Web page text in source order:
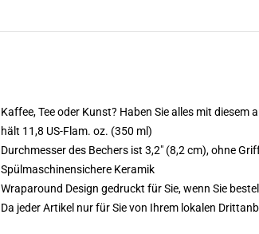
Kaffee, Tee oder Kunst? Haben Sie alles mit diesem
hält 11,8 US-Flam. oz. (350 ml)
Durchmesser des Bechers ist 3,2" (8,2 cm), ohne
Spülmaschinensichere Keramik
Wraparound Design gedruckt für Sie, wenn Sie
Da jeder Artikel nur für Sie von Ihrem lokalen